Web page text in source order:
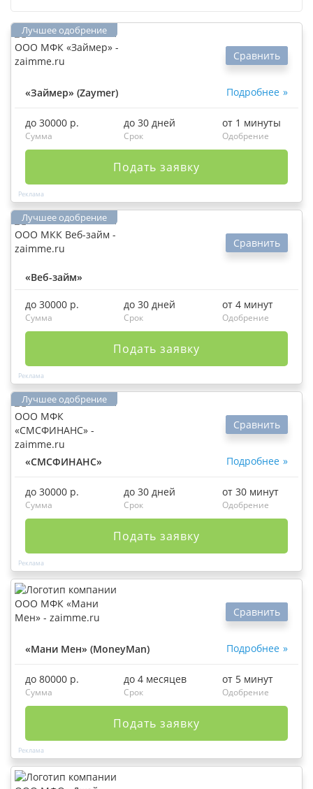
«Займер» (Zaymer) Подробнее
Сравнить
до 30000 р.
Сумма
до 30 дней
Срок
от 1 минуты
Одобрение
Подать заявку
«Веб-займ»
Сравнить
до 30000 р.
Сумма
до 30 дней
Срок
от 4 минут
Одобрение
Подать заявку
«СМСФИНАНС» Подробнее
Сравнить
до 30000 р.
Сумма
до 30 дней
Срок
от 30 минут
Одобрение
Подать заявку
«Мани Мен» (MoneyMan) Подробнее
Сравнить
до 80000 р.
Сумма
до 4 месяцев
Срок
от 5 минут
Одобрение
Подать заявку